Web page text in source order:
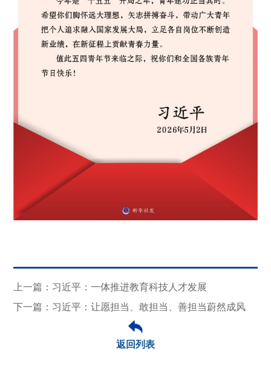
上一篇：习近平：一体推进教育科技人才发展
下一篇：习近平：让愿担当、敢担当、善担当蔚然成风
返回列表